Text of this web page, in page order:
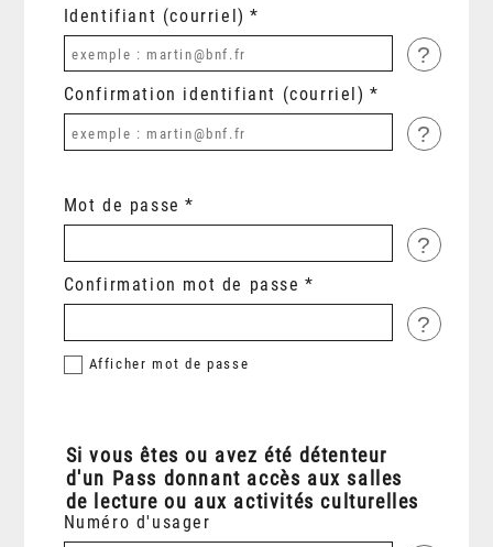
Identifiant (courriel)
?
Confirmation identifiant (courriel)
?
Mot de passe
?
Confirmation mot de passe
?
Afficher mot de passe
Si vous êtes ou avez été détenteur
d'un Pass donnant accès aux salles
de lecture ou aux activités culturelles
Numéro d'usager